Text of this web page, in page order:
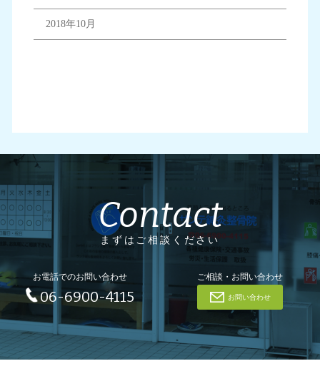
2018年10月
Contact
まずはご相談ください
お電話でのお問い合わせ
06-6900-4115
ご相談・お問い合わせ
お問い合わせ